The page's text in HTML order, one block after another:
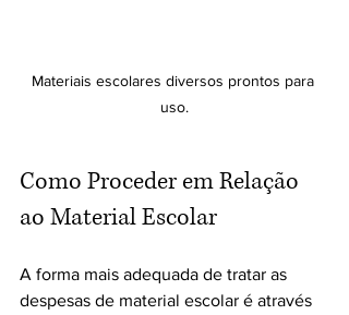
Materiais escolares diversos prontos para
uso.
Como Proceder em Relação
ao Material Escolar
A forma mais adequada de tratar as
despesas de material escolar é através